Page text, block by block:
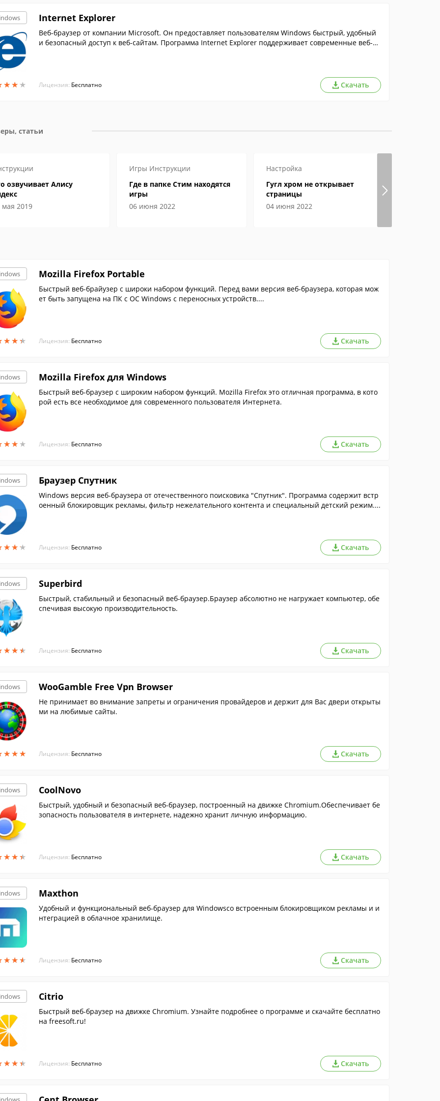
★★★
★★★
Internet Explorer
Веб-браузер от компании Microsoft. Он предоставляет пользователям Windows быстрый, удобный
и безопасный доступ к веб-сайтам. Программа Internet Explorer поддерживает современные веб-ст
Лицензия: Бесплатно Скачать
статьи
озвучивает Алису
мая 2019
Игры Инструкции
Где в папке Стим находятся
игры
06 июня 2022
Настройка
Гугл хром не открывает
страницы
04 июня 2022
★★★
★★★
Mozilla Firefox Portable
Быстрый веб-брайузер с широки набором функций. Перед вами версия веб-браузера, которая мож
ет быть запущена на ПК с ОС Windows с переносных устройств....
Лицензия: Бесплатно Скачать
★★ ★
★★ ★
Mozilla Firefox для Windows
Быстрый веб-браузер с широким набором функций. Mozilla Firefox это отличная программа, в кото
рой есть все необходимое для современного пользователя Интернета.
Лицензия: Бесплатно Скачать
★★★
★★★
Браузер Спутник
Windows версия веб-браузера от отечественного поисковика "Спутник". Программа содержит встр
оенный блокировщик рекламы, фильтр нежелательного контента и специальный детский режим....
Лицензия: Бесплатно Скачать
★★★
★★★
Superbird
Быстрый, стабильный и безопасный веб-браузер.Браузер абсолютно не нагружает компьютер, обе
спечивая высокую производительность.
Лицензия: Бесплатно Скачать
★★★
★★★
WooGamble Free Vpn Browser
Не принимает во внимание запреты и ограничения провайдеров и держит для Вас двери открыты
ми на любимые сайты.
Лицензия: Бесплатно Скачать
★★★
★★★
CoolNovo
Быстрый, удобный и безопасный веб-браузер, построенный на движке Chromium.Обеспечивает бе
зопасность пользователя в интернете, надежно хранит личную информацию.
Лицензия: Бесплатно Скачать
★★★
★★★
Maxthon
Удобный и функциональный веб-браузер для Windowsсо встроенным блокировщиком рекламы и и
нтеграцией в облачное хранилище.
Лицензия: Бесплатно Скачать
★★★
★★★
Citrio
Быстрый веб-браузер на движке Chromium. Узнайте подробнее о программе и скачайте бесплатно
на freesoft.ru!
Лицензия: Бесплатно Скачать